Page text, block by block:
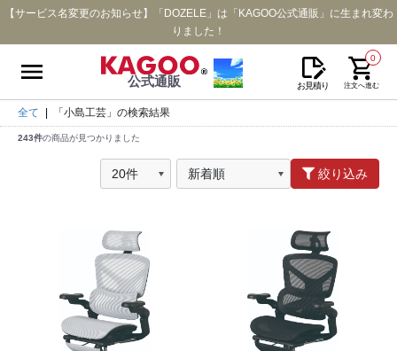
【サービス名変更のお知らせ】「DOZELE」は「KAGOO公式通販」に生まれ変わ
りました！
公式通販 お見積り
0
注文へ進む
全て 「小島工芸」の検索結果
243件の商品が見つかりました
絞り込み